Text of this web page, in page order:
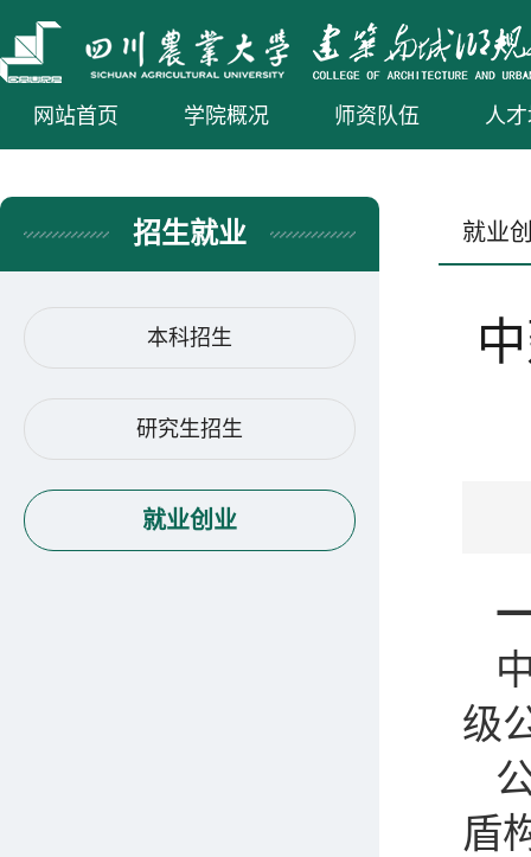
网站首页 学院概况 师资队伍 人
招生就业
本科招生
研究生招生
就业创业
就业
级
盾